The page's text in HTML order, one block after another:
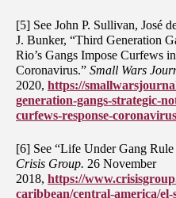
[5] See John P. Sullivan, José
J. Bunker, “Third Generation
Rio’s Gangs Impose Curfews
Coronavirus.” Small Wars
2020, https://
generation-gangs-strategic-
curfews-response-coronavirus
[6] See “Life Under Gang
Crisis Group. 26 November
2018, https://
caribbean/central-america/